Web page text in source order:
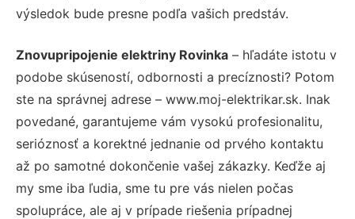
výsledok bude presne podľa vašich predstáv.
Znovupripojenie elektriny Rovinka – hľadáte istotu v
podobe skúseností, odbornosti a precíznosti? Potom
ste na správnej adrese – www.moj-elektrikar.sk. Inak
povedané, garantujeme vám vysokú profesionalitu,
serióznosť a korektné jednanie od prvého kontaktu
až po samotné dokončenie vašej zákazky. Keďže aj
my sme iba ľudia, sme tu pre vás nielen počas
spolupráce, ale aj v prípade riešenia prípadnej